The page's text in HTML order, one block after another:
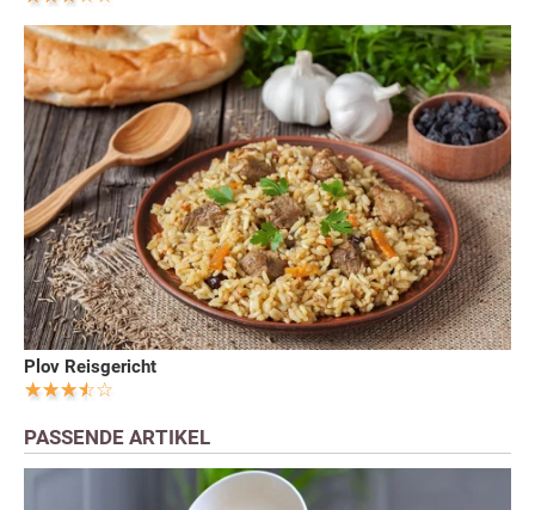
Plov Reisgericht
PASSENDE ARTIKEL